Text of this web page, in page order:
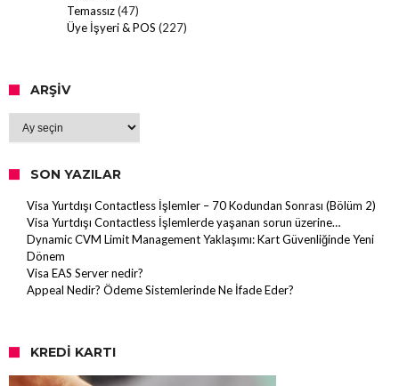
Temassız(47)
Üye İşyeri & POS (227)
ARŞIV
SON YAZILAR
Visa Yurtdışı Contactless İşlemler – 70 Kodundan Sonrası (Bölüm 2)
Visa Yurtdışı Contactless İşlemlerde yaşanan sorun üzerine…
Dynamic CVM Limit Management Yaklaşımı: Kart Güvenliğinde Yeni
Dönem
Visa EAS Server nedir?
Appeal Nedir? Ödeme Sistemlerinde Ne İfade Eder?
KREDI KARTI